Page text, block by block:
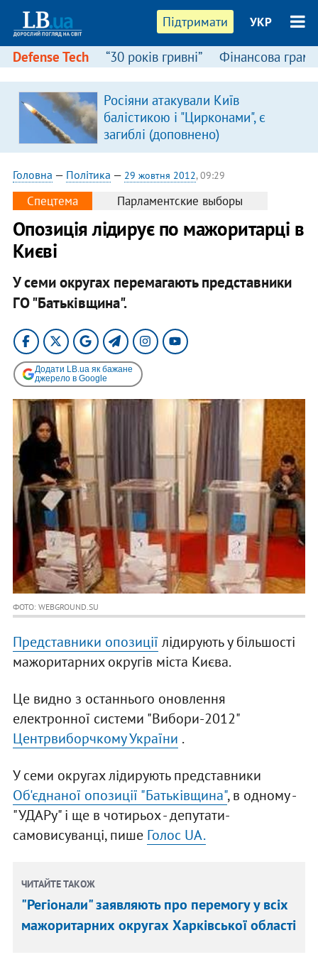
Підтримати УКР
Defense Tech “30 років гривні” Фінансова
Росіяни атакували Київ
балістикою і "Цирконами", є
загиблі (доповнено)
Головна — Політика — 29 жовтня 2012, 09:29
Спецтема Парламентские выборы
Опозиція лідирує по мажоритарці в
Києві
У семи округах перемагають представники
ГО "Батьківщина".
Додати LB.ua як бажане
джерело в Google
ФОТО: WEBGROUND.SU
Представники опозиції лідирують у більшості
мажоритарних округів міста Києва.
Це видно з останнього оновлення
електронної системи "Вибори-2012"
Центрвиборчкому України .
У семи округах лідирують представники
Об'єднаної опозиції "Батьківщина", в одному -
"УДАРу" і ще в чотирьох - депутати-
самовисуванці, пише Голос UA.
ЧИТАЙТЕ ТАКОЖ
"Регіонали" заявляють про перемогу у всіх
мажоритарних округах Харківської області